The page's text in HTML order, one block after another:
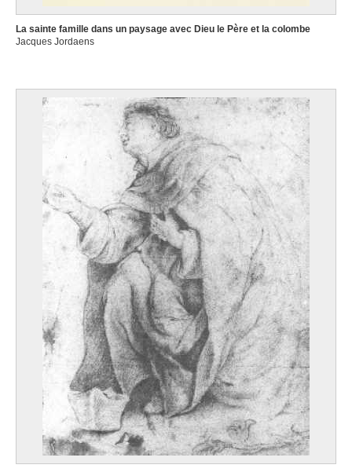
La sainte famille dans un paysage avec Dieu le Père et la colombe
Jacques Jordaens